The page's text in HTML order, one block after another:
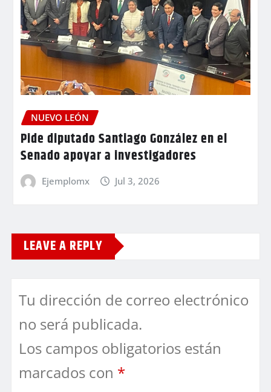
NUEVO LEÓN
Pide diputado Santiago González en el
Senado apoyar a investigadores
Ejemplomx Jul 3, 2026
LEAVE A REPLY
Tu dirección de correo electrónico
no será publicada.
Los campos obligatorios están
marcados con *